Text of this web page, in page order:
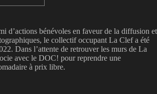
d’actions bénévoles en faveur de la diffusion et
le collectif occupant La Clef a été
Dans l’attente de retrouver les murs de La
avec le DOC! pour reprendre une
à prix libre.